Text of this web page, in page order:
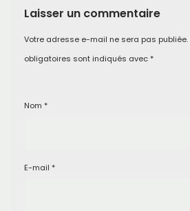
Laisser un commentaire
Votre adresse e-mail ne sera pas publiée.
obligatoires sont indiqués avec *
Nom *
E-mail *